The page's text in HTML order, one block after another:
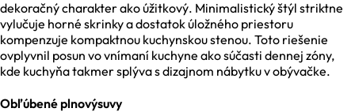
dekoračný charakter ako úžitkový. Minimalistický štýl striktne
vylučuje horné skrinky a dostatok úložného priestoru
kompenzuje kompaktnou kuchynskou stenou. Toto riešenie
ovplyvnil posun vo vnímaní kuchyne ako súčasti dennej zóny,
kde kuchyňa takmer splýva s dizajnom nábytku v obývačke.
Obľúbené plnovýsuvy